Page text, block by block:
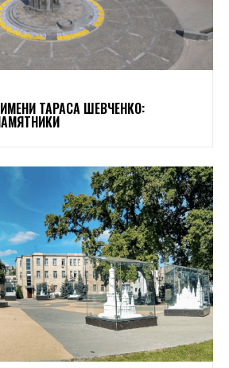
ТАРАСА ШЕВЧЕНКО: